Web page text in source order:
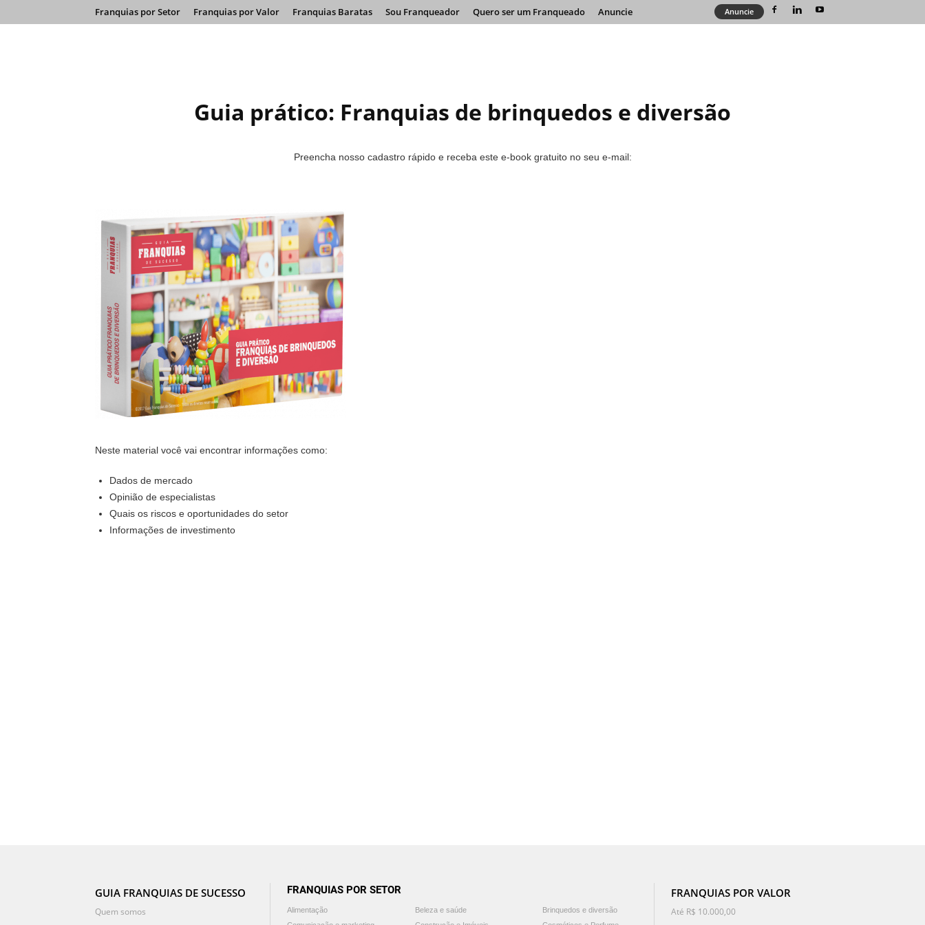
Franquias por Setor Franquias por Valor Franquias Baratas Sou Franqueador Quero ser um Franqueado Anuncie Anuncie
Guia prático: Franquias de brinquedos e diversão
Preencha nosso cadastro rápido e receba este e-book gratuito no seu e-mail:
Neste material você vai encontrar informações como:
Dados de mercado
Opinião de especialistas
Quais os riscos e oportunidades do setor
Informações de investimento
GUIA FRANQUIAS DE SUCESSO
Quem somos
FRANQUIAS POR SETOR
Alimentação Beleza e saúde
Brinquedos e diversão
FRANQUIAS POR VALOR
Até R$ 10.000,00